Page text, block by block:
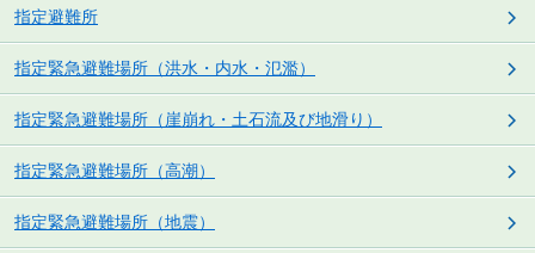
指定避難所
指定緊急避難場所（洪水・内水・氾濫）
指定緊急避難場所（崖崩れ・土石流及び地滑り）
指定緊急避難場所（高潮）
指定緊急避難場所（地震）